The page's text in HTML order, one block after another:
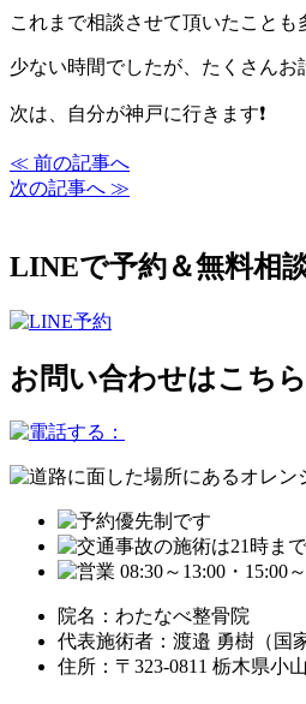
これまで相談させて頂いたこと
少ない時間でしたが、たくさん
次は、自分が神戸に行きます❗️
≪ 前の記事へ
次の記事へ ≫
LINEで予約＆無料相
お問い合わせはこち
院名：わたなべ整骨院
代表施術者：渡邉 勇樹（国
住所：〒323-0811 栃木県小